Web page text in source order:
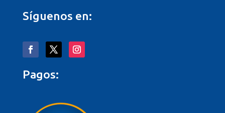
Síguenos en:
Pagos: